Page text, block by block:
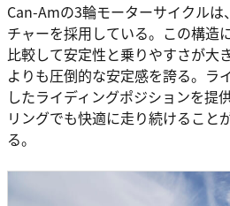
Can-Amの3輪モーターサイクルは
チャーを採用している。この構造
比較して安定性と乗りやすさが大
よりも圧倒的な安定感を誇る。ラ
したライディングポジションを提
リングでも快適に走り続けること
る。